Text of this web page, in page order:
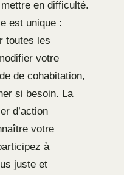
en difficulté.
est unique :
toutes les
votre
de cohabitation,
si besoin. La
d’action
votre
à
juste et